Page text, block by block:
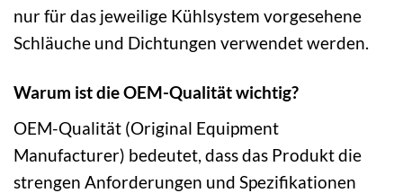
nur für das jeweilige Kühlsystem vorgesehene
Schläuche und Dichtungen verwendet werden.
Warum ist die OEM-Qualität wichtig?
OEM-Qualität (Original Equipment
Manufacturer) bedeutet, dass das Produkt die
strengen Anforderungen und Spezifikationen